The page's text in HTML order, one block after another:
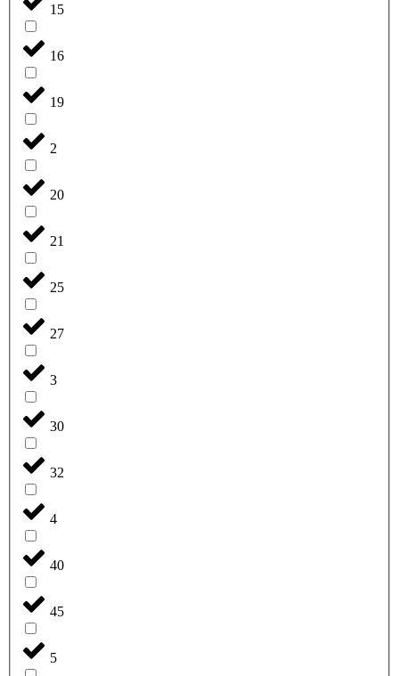
15
16
19
2
20
21
25
27
3
30
32
4
40
45
5